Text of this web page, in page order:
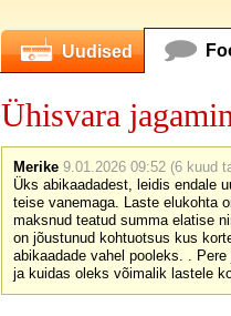
Uudised
Ühisvara
Merike 9.01.2026 09:52 (6 kuud
Üks abikaadadest, leidis endale
teise vanemaga. Laste elukohta
maksnud teatud summa elatise
on jõustunud kohtuotsus kus
abikaadade vahel pooleks. .
ja kuidas oleks võimalik lastele